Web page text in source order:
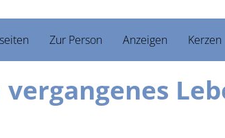
Zur Person Anzeigen Kerzen